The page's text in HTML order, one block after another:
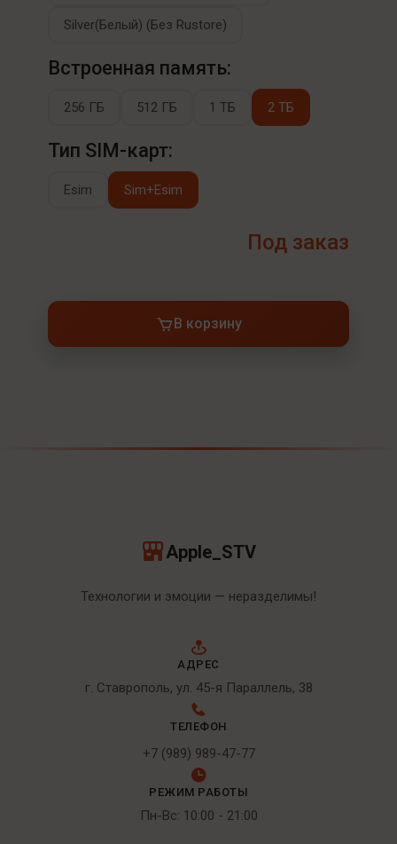
Silver(Белый) (Без Rustore)
Встроенная память:
256 ГБ 512 ГБ 1 ТБ 2 ТБ
Тип SIM-карт:
Esim Sim+Esim
Под заказ
В корзину
Apple_STV
Технологии и эмоции — неразделимы!
АДРЕС
г. Ставрополь, ул. 45-я Параллель, 38
ТЕЛЕФОН
+7 (989) 989-47-77
РЕЖИМ РАБОТЫ
Пн-Вс: 10:00 - 21:00